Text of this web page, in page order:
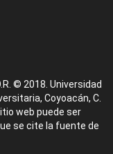
© 2018. Universidad
Coyoacán, C.
web puede ser
se cite la fuente de